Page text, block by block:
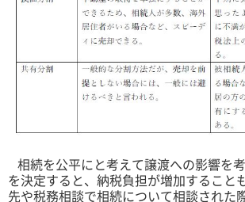
相続を公平にと考えて譲渡への影響を
を決定すると、納税負担が増加すること
先や税務相談で相続について相談された